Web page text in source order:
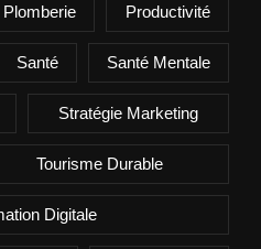
Plomberie Productivité
Santé Santé Mentale
Stratégie Marketing
Tourisme Durable
Digitale